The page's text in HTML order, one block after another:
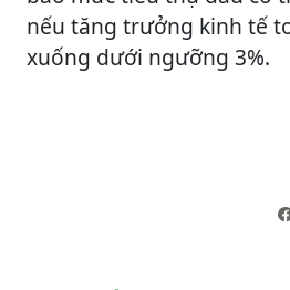
nếu tăng trưởng kinh tế
xuống dưới ngưỡng 3%.